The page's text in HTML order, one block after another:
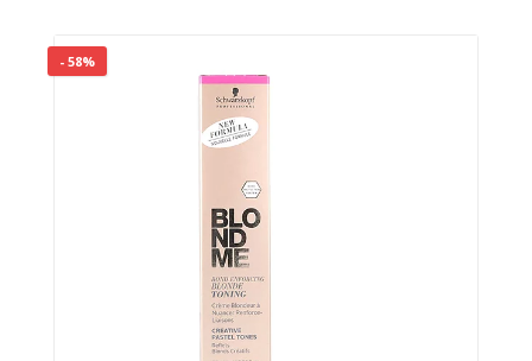
- 58%